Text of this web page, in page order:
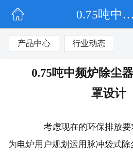
0.75吨中频炉除尘器旋转侧吸吸尘罩设计
产品中心 行业动态
0.75吨中频炉除尘
罩设计
考虑现在的环保排放要
为电炉用户规划运用脉冲袋式